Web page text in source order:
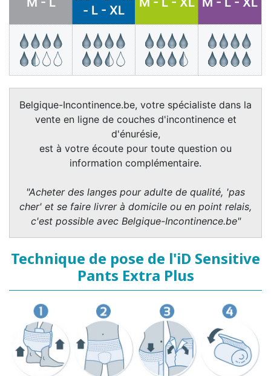
- L - XL
Belgique-Incontinence.be, votre spécialiste dans la
vente en ligne de couches d'incontinence et
d'énurésie,
est à votre écoute pour toute question ou
information complémentaire.
"Acheter des langes pour adulte de qualité, 'pas
cher' et se faire livrer à domicile ou en point relais,
c'est possible avec Belgique-Incontinence.be"
Technique de pose de l'iD Sensitive
Pants Extra Plus